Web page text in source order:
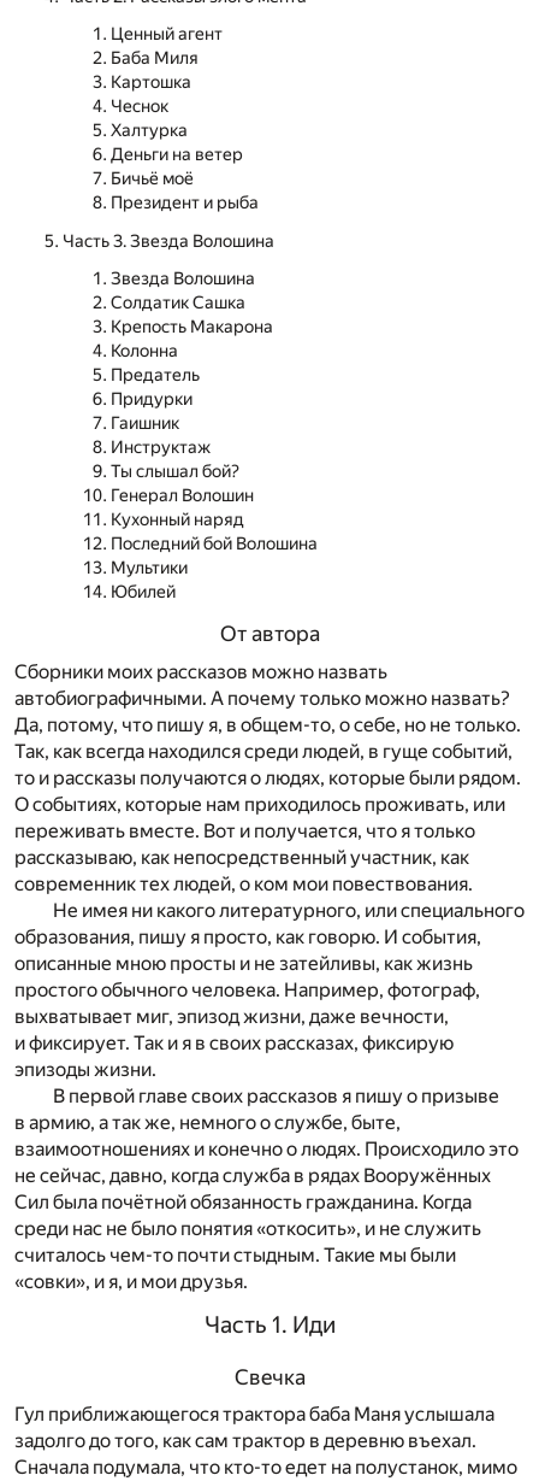
Ценный агент
Баба Миля
Картошка
Чеснок
Халтурка
Деньги на ветер
Бичьё моё
Президент и рыба
Часть 3. Звезда Волошина
Звезда Волошина
Солдатик Сашка
Крепость Макарона
Колонна
Предатель
Придурки
Гаишник
Инструктаж
Ты слышал бой?
Генерал Волошин
Кухонный наряд
Последний бой Волошина
Мультики
Юбилей
От автора
Сборники моих рассказов можно назвать
автобиографичными. А почему только можно назвать?
Да, потому, что пишу я, в общем-то, о себе, но не только.
Так, как всегда находился среди людей, в гуще событий,
то и рассказы получаются о людях, которые были рядом.
О событиях, которые нам приходилось проживать, или
переживать вместе. Вот и получается, что я только
рассказываю, как непосредственный участник, как
современник тех людей, о ком мои повествования.
Не имея ни какого литературного, или специального
образования, пишу я просто, как говорю. И события,
описанные мною просты и не затейливы, как жизнь
простого обычного человека. Например, фотограф,
выхватывает миг, эпизод жизни, даже вечности,
и фиксирует. Так и я в своих рассказах, фиксирую
эпизоды жизни.
В первой главе своих рассказов я пишу о призыве
в армию, а так же, немного о службе, быте,
взаимоотношениях и конечно о людях. Происходило это
не сейчас, давно, когда служба в рядах Вооружённых
Сил была почётной обязанность гражданина. Когда
среди нас не было понятия «откосить», и не служить
считалось чем-то почти стыдным. Такие мы были
«совки», и я, и мои друзья.
Часть 1. Иди
Свечка
Гул приближающегося трактора баба Маня услышала
задолго до того, как сам трактор в деревню въехал.
Сначала подумала, что кто-то едет на полустанок, мимо